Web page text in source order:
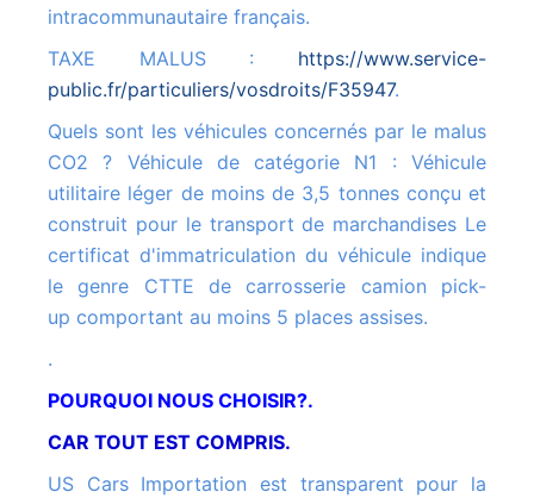
intracommunautaire français.
TAXE MALUS : https://www.service-
public.fr/particuliers/vosdroits/F35947.
Quels sont les véhicules concernés par le malus
CO2 ? Véhicule de catégorie N1 : Véhicule
utilitaire léger de moins de 3,5 tonnes conçu et
construit pour le transport de marchandises Le
certificat d'immatriculation du véhicule indique
le genre CTTE de carrosserie camion pick-
up comportant au moins 5 places assises.
.
POURQUOI NOUS CHOISIR?.
CAR TOUT EST COMPRIS.
US Cars Importation est transparent pour la